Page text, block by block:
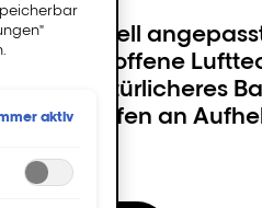
ist speziell
geben, offene
ein natürlicheres
zu 8 Stufen an
aktiv